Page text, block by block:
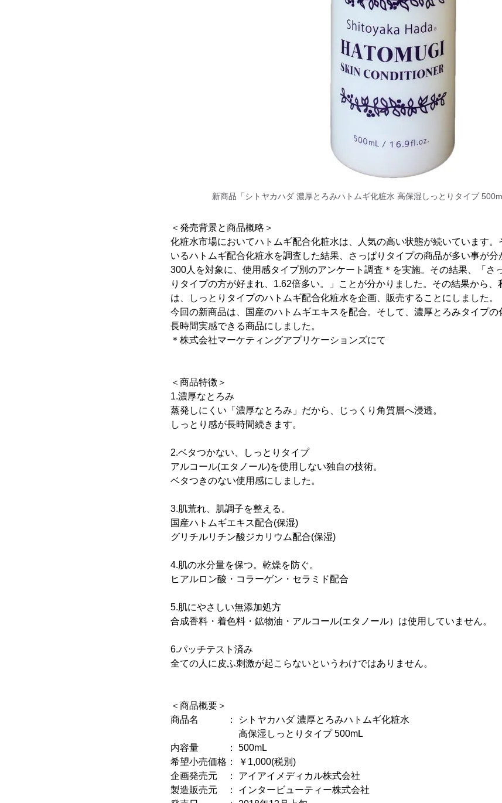
新商品「シトヤカハダ 濃厚とろみハトムギ化粧水 高保湿しっとりタイプ
＜発売背景と商品概略＞
化粧水市場においてハトムギ配合化粧水は、人気の高い状態が続いています。
いるハトムギ配合化粧水を調査した結果、さっぱりタイプの商品が多い事が
300人を対象に、使用感タイプ別のアンケート調査＊を実施。その結果、「さ
りタイプの方が好まれ、1.62倍多い。」ことが分かりました。その結果から
は、しっとりタイプのハトムギ配合化粧水を企画、販売することにしました。
今回の新商品は、国産のハトムギエキスを配合。そして、濃厚とろみタイプ
長時間実感できる商品にしました。
＊株式会社マーケティングアプリケーションズにて
＜商品特徴＞
1.濃厚なとろみ
蒸発しにくい「濃厚なとろみ」だから、じっくり角質層へ浸透。
しっとり感が長時間続きます。
2.ベタつかない、しっとりタイプ
アルコール(エタノール)を使用しない独自の技術。
ベタつきのない使用感にしました。
3.肌荒れ、肌調子を整える。
国産ハトムギエキス配合(保湿)
グリチルリチン酸ジカリウム配合(保湿)
4.肌の水分量を保つ。乾燥を防ぐ。
ヒアルロン酸・コラーゲン・セラミド配合
5.肌にやさしい無添加処方
合成香料・着色料・鉱物油・アルコール(エタノール）は使用していません。
6.パッチテスト済み
全ての人に皮ふ刺激が起こらないというわけではありません。
＜商品概要＞
商品名 ： シトヤカハダ 濃厚とろみハトムギ化粧水
高保湿しっとりタイプ 500mL
内容量 ： 500mL
希望小売価格： ￥1,000(税別)
企画発売元 ： アイアイメディカル株式会社
製造販売元 ： インタービューティー株式会社